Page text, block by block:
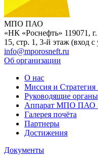
МПО ПАО
«НК «Роснефть» 119071,
15, стр. 1, 3-й этаж (вход
info@mporosneft.ru
Об организации
О нас
Миссия и
Руководящие органы
Аппарат МПО ПАО
Галерея почёта
Партнеры
Достижения
Документы